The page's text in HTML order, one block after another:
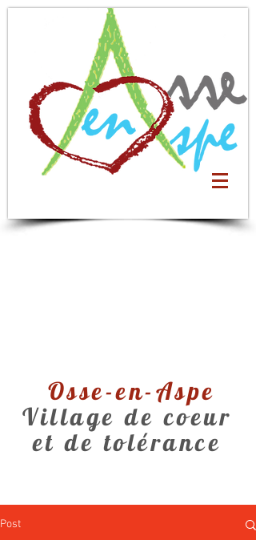
Osse-en-Aspe
Village de coeur
et de tolérance
Post